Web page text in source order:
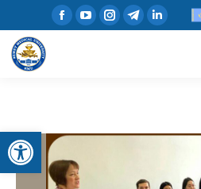
Открыть панель инструментов